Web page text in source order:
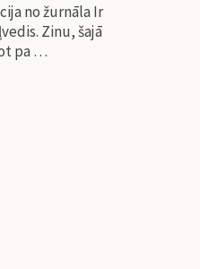
no žurnāla Ir
Zinu, šajā
pa …